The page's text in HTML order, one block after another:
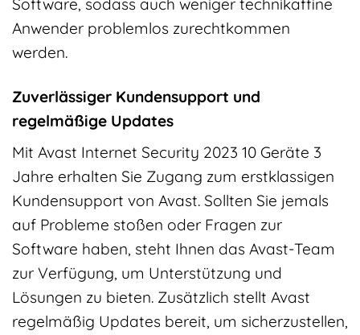
Anwender problemlos zurechtkommen
werden.
Zuverlässiger Kundensupport und
regelmäßige Updates
Mit Avast Internet Security 2023 10 Geräte 3
Jahre erhalten Sie Zugang zum erstklassigen
Kundensupport von Avast. Sollten Sie jemals
auf Probleme stoßen oder Fragen zur
Software haben, steht Ihnen das Avast-Team
zur Verfügung, um Unterstützung und
Lösungen zu bieten. Zusätzlich stellt Avast
regelmäßig Updates bereit, um sicherzustellen,